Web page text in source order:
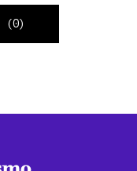
(0)